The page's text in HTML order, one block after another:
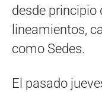
desde principio
lineamientos,
como Sedes.
El pasado